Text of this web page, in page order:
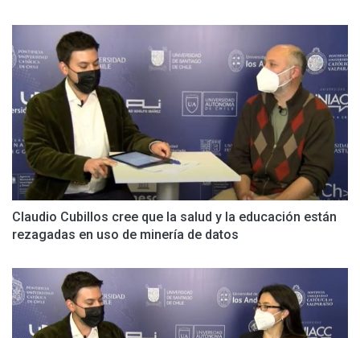
Claudio Cubillos cree que la salud y la educación están
rezagadas en uso de minería de datos